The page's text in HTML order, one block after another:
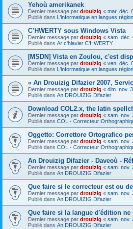
Yehoù amerikanek
Dernier message par drouizig « mar. déc.
Publié dans L'informatique en langues
C’HWERTY sous Windows Vista
Dernier message par drouizig « sam. déc.
Publié dans Ar c'hlavier C'HWERTY
[MSDN] Vista en Zoulou, c'est
Dernier message par drouizig « ven. déc.
Publié dans L'informatique en langues
« An Drouizig Difazier 2007,
Dernier message par drouizig « dim. nov.
Publié dans An DROUIZIG Difazier
Download COL2.x, the latin
Dernier message par drouizig « sam. nov.
Publié dans COL - Correcteur
Oggetto: Correttore Ortografico
Dernier message par drouizig « sam. nov.
Publié dans COL - Correcteur
An Drouizig Difazier - Daveoù -
Dernier message par drouizig « sam. nov.
Publié dans An DROUIZIG Difazier
Que faire si le correcteur est ou
Dernier message par drouizig « sam. nov.
Publié dans An DROUIZIG Difazier
Que faire si la langue d'édition ne
Dernier message par drouizig « sam. nov.
Publié dans An DROUIZIG Difazier